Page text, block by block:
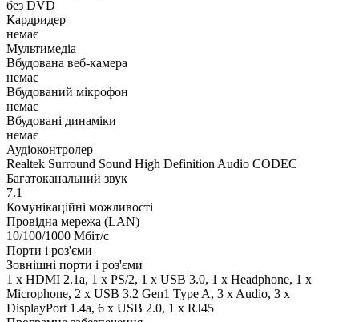
без DVD
Кардридер
немає
Мультимедіа
Вбудована веб-камера
немає
Вбудований мікрофон
немає
Вбудовані динаміки
немає
Аудіоконтролер
Realtek Surround Sound High Definition Audio CODEC
Багатоканальний звук
7.1
Комунікаційні можливості
Провідна мережа (LAN)
10/100/1000 Мбіт/с
Порти і роз'єми
Зовнішні порти і роз'єми
1 x HDMI 2.1a, 1 x PS/2, 1 x USB 3.0, 1 x Нeadphone, 1 х
Microphone, 2 x USB 3.2 Gen1 Type A, 3 x Audio, 3 x
DisplayPort 1.4a, 6 x USB 2.0, 1 x RJ45